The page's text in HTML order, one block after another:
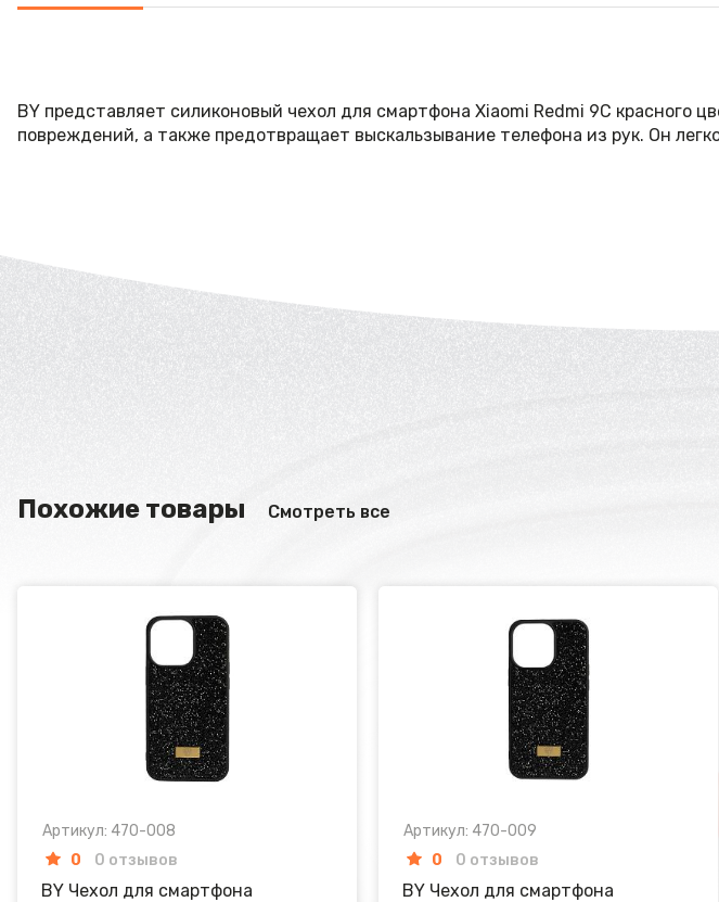
BY представляет силиконовый чехол для смартфона Xiaomi Redmi 9С красного
повреждений, а также предотвращает выскальзывание телефона из рук. Он
Похожие товары Смотреть все
Артикул: 470-008
0
0 отзывов
BY Чехол для смартфона
Артикул: 470-009
0
0 отзывов
BY Чехол для смартфона